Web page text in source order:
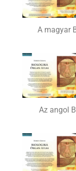
A magyar
Az angol